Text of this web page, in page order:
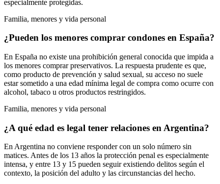
especialmente protegidas.
Familia, menores y vida personal
¿Pueden los menores comprar condones en España?
En España no existe una prohibición general conocida que impida a
los menores comprar preservativos. La respuesta prudente es que,
como producto de prevención y salud sexual, su acceso no suele
estar sometido a una edad mínima legal de compra como ocurre con
alcohol, tabaco u otros productos restringidos.
Familia, menores y vida personal
¿A qué edad es legal tener relaciones en Argentina?
En Argentina no conviene responder con un solo número sin
matices. Antes de los 13 años la protección penal es especialmente
intensa, y entre 13 y 15 pueden seguir existiendo delitos según el
contexto, la posición del adulto y las circunstancias del hecho.